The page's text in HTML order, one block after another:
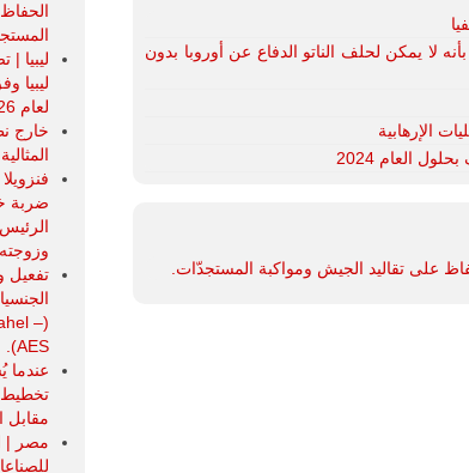
لا يمكن لحلف الناتو الدفاع عن أوروبا بدون
الإرهابية
على تقاليد الجيش ومواكبة المستجدّات.
ليبيا
لعام 2026م.
خارج
ضربة
وزوجته.
تفعيل
–
AES).
عندما
تخطيط
مقابل
مصر |